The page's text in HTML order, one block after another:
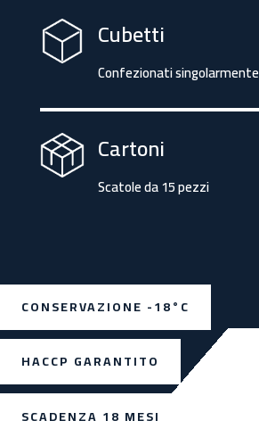
Cubetti
Confezionati singolarmente
Cartoni
Scatole da 15 pezzi
CONSERVAZIONE -18°C
HACCP GARANTITO
SCADENZA 18 MESI